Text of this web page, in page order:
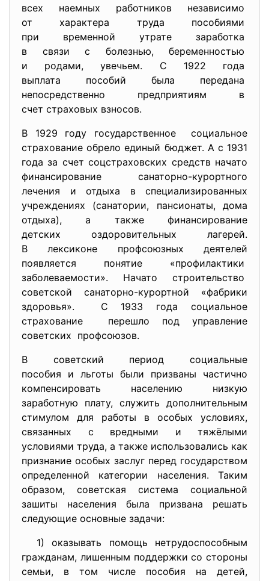
всех наемных работников независимо
от характера труда пособиями
при временной утрате заработка
в связи с болезнью, беременностью
и родами, увечьем. С 1922 года
выплата пособий была передана
непосредственно предприятиям в
счет страховых взносов.
В 1929 году государственное социальное
страхование обрело единый бюджет. А с 1931
года за счет соцстраховских средств начато
финансирование санаторно-курортного
лечения и отдыха в специализированных
учреждениях (санатории, пансионаты, дома
отдыха), а также финансирование
детских оздоровительных лагерей.
В лексиконе профсоюзных деятелей
появляется понятие «профилактики
заболеваемости». Начато строительство
советской санаторно-курортной «фабрики
здоровья». С 1933 года социальное
страхование перешло под управление
советских профсоюзов.
В советский период социальные
пособия и льготы были призваны частично
компенсировать населению низкую
заработную плату, служить дополнительным
стимулом для работы в особых условиях,
связанных с вредными и тяжёлыми
условиями труда, а также использовались как
признание особых заслуг перед государством
определенной категории населения. Таким
образом, советская система социальной
зашиты населения была призвана решать
следующие основные задачи:
1) оказывать помощь нетрудоспособным
гражданам, лишенным поддержки со стороны
семьи, в том числе пособия на детей,